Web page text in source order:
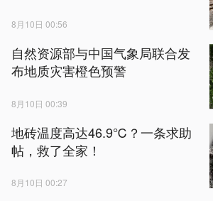
8月10日 00:56
自然资源部与中国气象局联合发
布地质灾害橙色预警
8月10日 00:39
地砖温度高达46.9℃？一条求助
帖，救了全家！
8月10日 00:27